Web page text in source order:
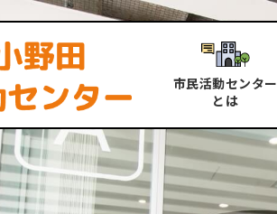
市民活動センター
とは